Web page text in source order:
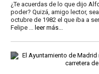
¿Te acuerdas de lo que dijo
poder? Quizá, amigo lector,
octubre de 1982 el que iba a
Felipe ... leer más...